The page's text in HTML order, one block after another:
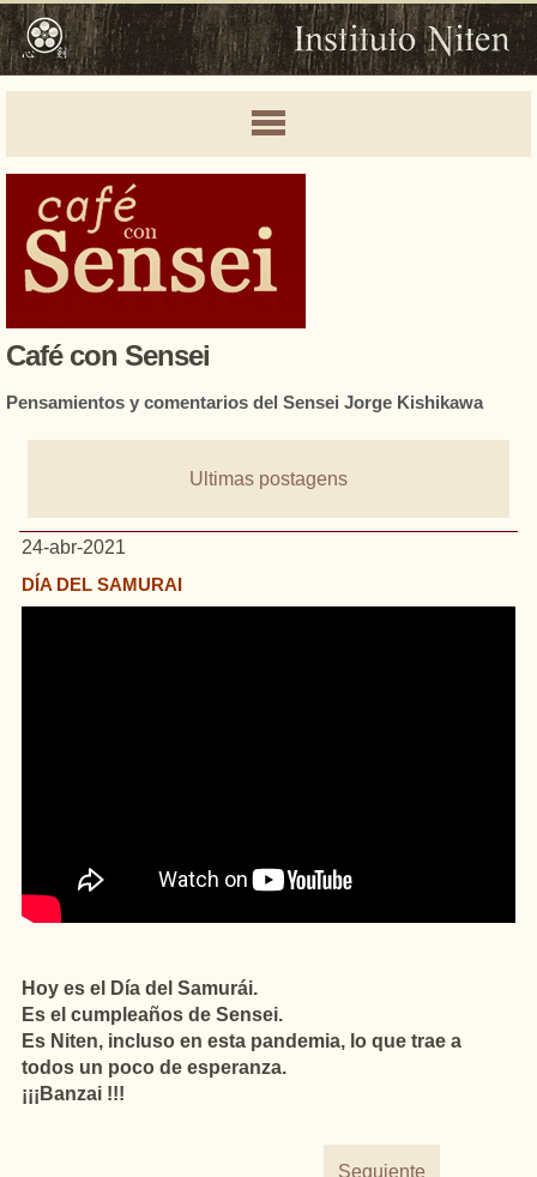
Café con Sensei
Pensamientos y comentarios del Sensei Jorge Kishikawa
Ultimas postagens
24-abr-2021
DÍA DEL SAMURAI
Hoy es el Día del Samurái.
Es el cumpleaños de Sensei.
Es Niten, incluso en esta pandemia, lo que trae a
todos un poco de esperanza.
¡¡¡Banzai !!!
Seguiente